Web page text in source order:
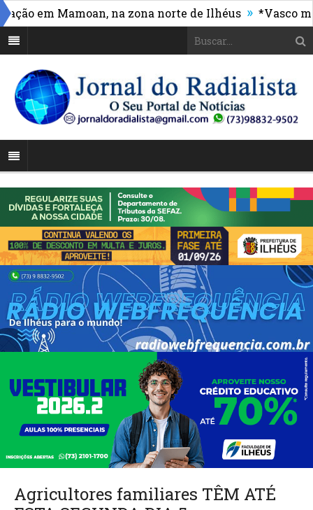
em Mamoan, na zona norte de Ilhéus » *Vasco
Agricultores familiares TÊM ATÉ